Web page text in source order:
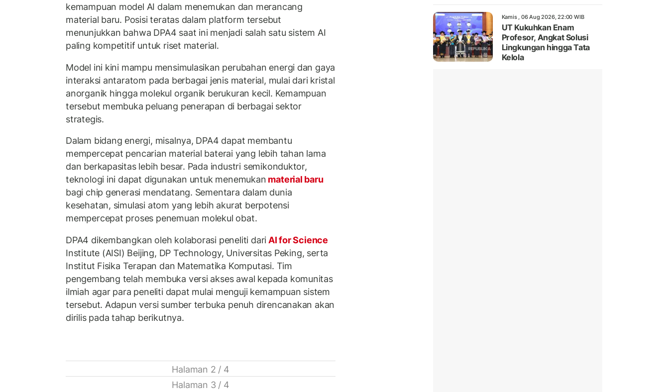
kemampuan model AI dalam menemukan dan merancang
material baru. Posisi teratas dalam platform tersebut
menunjukkan bahwa DPA4 saat ini menjadi salah satu sistem AI
paling kompetitif untuk riset material.
Model ini kini mampu mensimulasikan perubahan energi dan gaya
interaksi antaratom pada berbagai jenis material, mulai dari kristal
anorganik hingga molekul organik berukuran kecil. Kemampuan
tersebut membuka peluang penerapan di berbagai sektor
strategis.
Dalam bidang energi, misalnya, DPA4 dapat membantu
mempercepat pencarian material baterai yang lebih tahan lama
dan berkapasitas lebih besar. Pada industri semikonduktor,
teknologi ini dapat digunakan untuk menemukan material baru
bagi chip generasi mendatang. Sementara dalam dunia
kesehatan, simulasi atom yang lebih akurat berpotensi
mempercepat proses penemuan molekul obat.
DPA4 dikembangkan oleh kolaborasi peneliti dari AI for Science
Institute (AISI) Beijing, DP Technology, Universitas Peking, serta
Institut Fisika Terapan dan Matematika Komputasi. Tim
pengembang telah membuka versi akses awal kepada komunitas
ilmiah agar para peneliti dapat mulai menguji kemampuan sistem
tersebut. Adapun versi sumber terbuka penuh direncanakan akan
dirilis pada tahap berikutnya.
Halaman 2 / 4
Halaman 3 / 4
Kamis , 06 Aug 2026, 22:00 WIB
UT Kukuhkan Enam
Profesor, Angkat Solusi
Lingkungan hingga Tata
Kelola